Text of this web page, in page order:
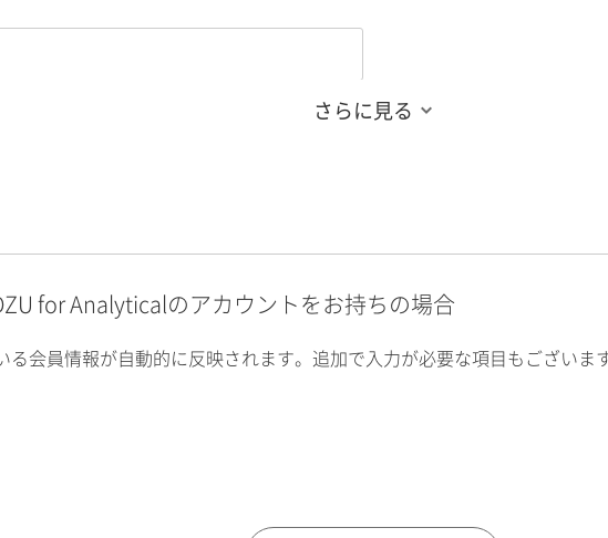
住所検索
さらに見る
for Analyticalのアカウントをお持ちの場合
会員情報が自動的に反映されます。追加で入力が必要な項目もございます